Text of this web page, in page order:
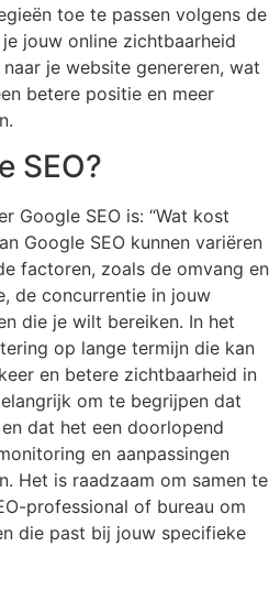
toe te passen volgens de
jouw online zichtbaarheid
je website genereren, wat
betere positie en meer
SEO?
Google SEO is: “Wat kost
Google SEO kunnen variëren
factoren, zoals de omvang en
de concurrentie in jouw
die je wilt bereiken. In het
op lange termijn die kan
en betere zichtbaarheid in
om te begrijpen dat
dat het een doorlopend
en aanpassingen
Het is raadzaam om samen te
professional of bureau om
die past bij jouw specifieke